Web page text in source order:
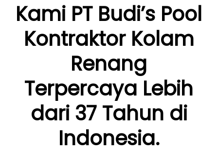
Kami PT Budi’s Pool
Kontraktor Kolam
Renang
Terpercaya Lebih
dari 37 Tahun di
Indonesia.